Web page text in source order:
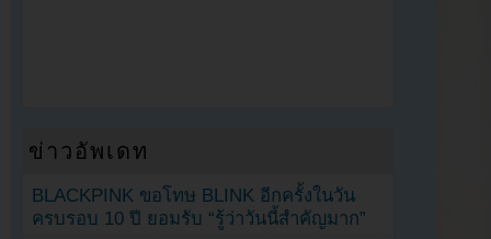
ข่าวอัพเดท
BLACKPINK ขอโทษ BLINK อีกครั้งในวัน
ครบรอบ 10 ปี ยอมรับ “รู้ว่าวันนี้สำคัญมาก”